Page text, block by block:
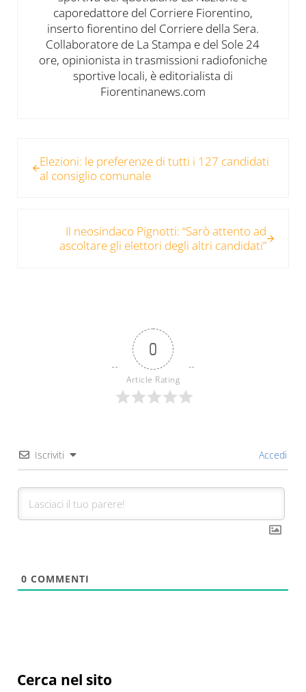
caporedattore del Corriere Fiorentino,
inserto fiorentino del Corriere della Sera.
Collaboratore de La Stampa e del Sole 24
ore, opinionista in trasmissioni radiofoniche
sportive locali, è editorialista di
Fiorentinanews.com
Elezioni: le preferenze di tutti i 127 candidati
al consiglio comunale
Il neosindaco Pignotti: “Sarò attento ad
ascoltare gli elettori degli altri candidati”
0
Article Rating
Iscriviti Accedi
0 COMMENTI
Sidebar
Cerca nel sito